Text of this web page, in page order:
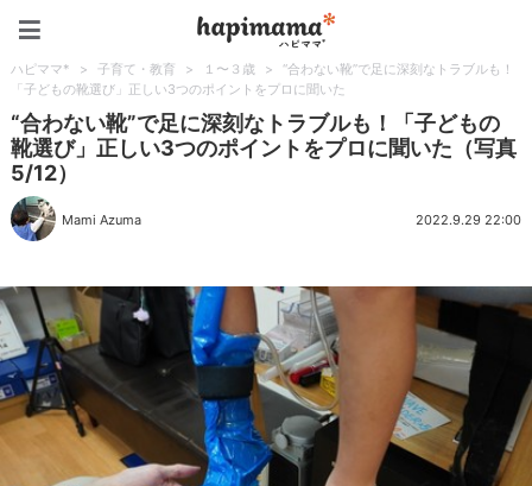
ハピママ* > 子育て・教育 > １〜３歳 >
“合わない靴”で足に深刻なトラブルも！
「子どもの靴選び」正しい3つのポイントをプロに聞いた
“合わない靴”で足に深刻なトラブルも！「子どもの
靴選び」正しい3つのポイントをプロに聞いた（写真
5/12）
Mami Azuma 2022.9.29 22:00